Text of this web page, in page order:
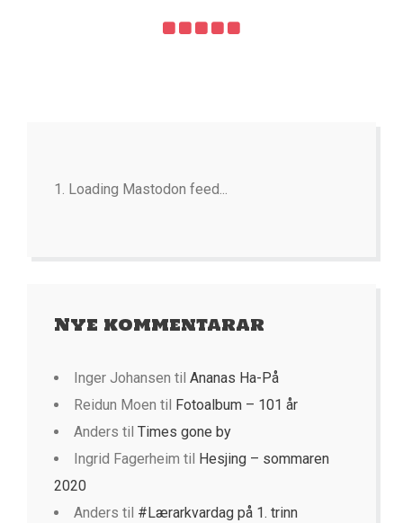
Loading Mastodon feed...
Nye kommentarar
Inger Johansen til Ananas Ha-På
Reidun Moen til
Fotoalbum – 101 år
Anders til Times gone by
Ingrid Fagerheim til
Hesjing – sommaren
2020
Anders til #Lærarkvardag på 1. trinn